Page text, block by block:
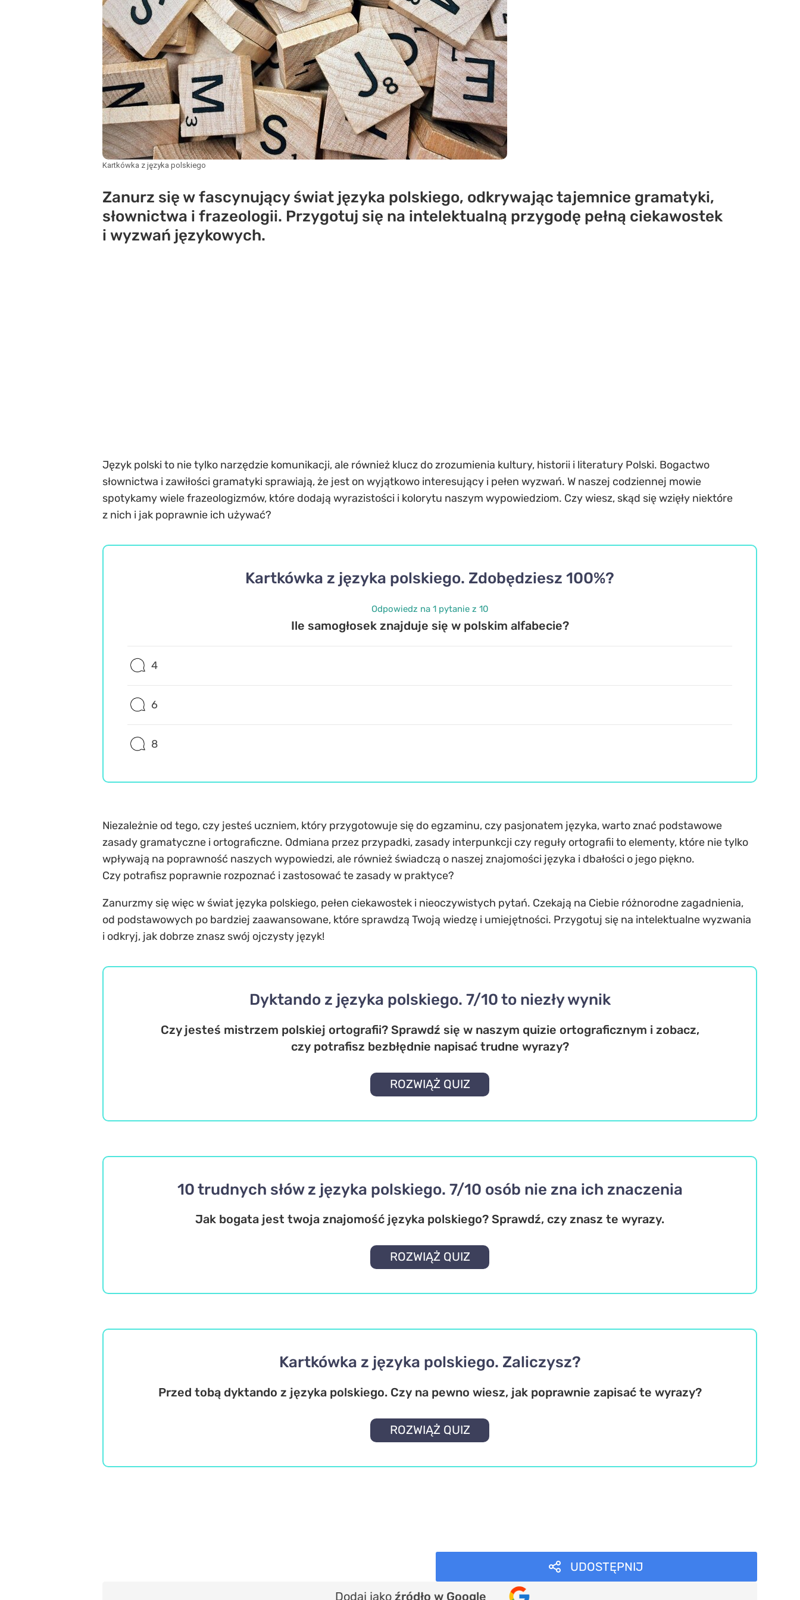
Kartkówka z języka polskiego
Zanurz się w fascynujący świat języka polskiego, odkrywając tajemnice gramatyki,
słownictwa i frazeologii. Przygotuj się na intelektualną przygodę pełną ciekawostek
i wyzwań językowych.
Język polski to nie tylko narzędzie komunikacji, ale również klucz do zrozumienia kultury, historii i literatury Polski. Bogactwo
słownictwa i zawiłości gramatyki sprawiają, że jest on wyjątkowo interesujący i pełen wyzwań. W naszej codziennej mowie
spotykamy wiele frazeologizmów, które dodają wyrazistości i kolorytu naszym wypowiedziom. Czy wiesz, skąd się wzięły niektóre
z nich i jak poprawnie ich używać?
Kartkówka z języka polskiego. Zdobędziesz 100%?
Odpowiedz na 1 pytanie z 10
Ile samogłosek znajduje się w polskim alfabecie?
4
6
8
Niezależnie od tego, czy jesteś uczniem, który przygotowuje się do egzaminu, czy pasjonatem języka, warto znać podstawowe
zasady gramatyczne i ortograficzne. Odmiana przez przypadki, zasady interpunkcji czy reguły ortografii to elementy, które nie tylko
wpływają na poprawność naszych wypowiedzi, ale również świadczą o naszej znajomości języka i dbałości o jego piękno.
Czy potrafisz poprawnie rozpoznać i zastosować te zasady w praktyce?
Zanurzmy się więc w świat języka polskiego, pełen ciekawostek i nieoczywistych pytań. Czekają na Ciebie różnorodne zagadnienia,
od podstawowych po bardziej zaawansowane, które sprawdzą Twoją wiedzę i umiejętności. Przygotuj się na intelektualne wyzwania
i odkryj, jak dobrze znasz swój ojczysty język!
Dyktando z języka polskiego. 7/10 to niezły wynik
Czy jesteś mistrzem polskiej ortografii? Sprawdź się w naszym quizie ortograficznym i zobacz,
czy potrafisz bezbłędnie napisać trudne wyrazy?
ROZWIĄŻ QUIZ
10 trudnych słów z języka polskiego. 7/10 osób nie zna ich znaczenia
Jak bogata jest twoja znajomość języka polskiego? Sprawdź, czy znasz te wyrazy.
ROZWIĄŻ QUIZ
Kartkówka z języka polskiego. Zaliczysz?
Przed tobą dyktando z języka polskiego. Czy na pewno wiesz, jak poprawnie zapisać te wyrazy?
ROZWIĄŻ QUIZ
UDOSTĘPNIJ
Dodaj jako źródło w Google